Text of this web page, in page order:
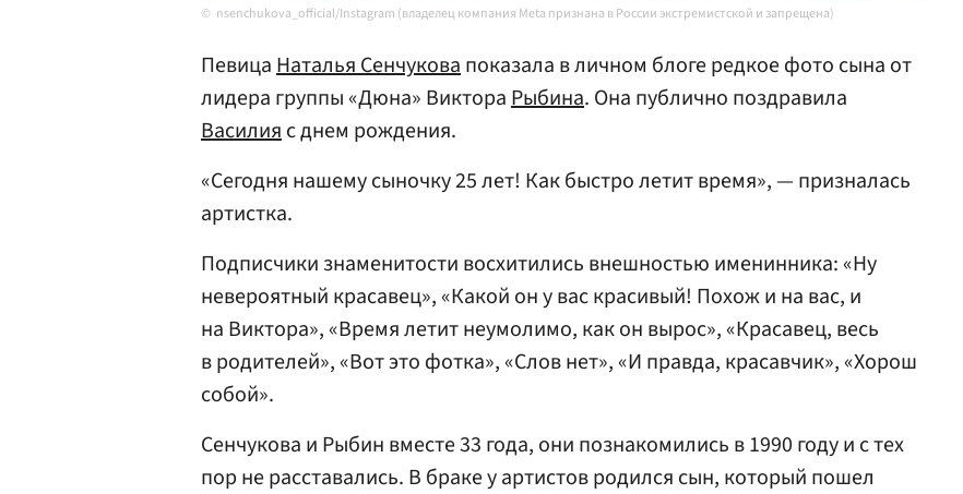
nsenchukova_official/Instagram (владелец компания Meta признана в России экстремистской и запрещена)
ПевицаНаталья Сенчуковапоказала в личном блоге редкое фото сына от
лидера группы «Дюна» ВиктораРыбина. Она публично поздравила
Василияс днем рождения.
«Сегодня нашему сыночку 25 лет! Как быстро летит время», — призналась
артистка.
Подписчики знаменитости восхитились внешностью именинника: «Ну
невероятный красавец», «Какой он у вас красивый! Похож и на вас, и
на Виктора», «Время летит неумолимо, как он вырос», «Красавец, весь
в родителей», «Вот это фотка», «Слов нет», «И правда, красавчик», «Хорош
собой».
Сенчукова и Рыбин вместе 33 года, они познакомились в 1990 году и с тех
пор не расставались. В браке у артистов родился сын, который пошел